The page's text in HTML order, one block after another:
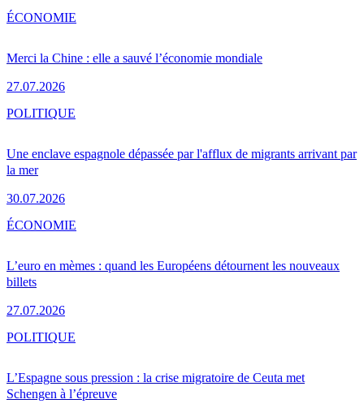
Merci la Chine : elle a sauvé l’économie mondiale
27.07.2026
ÉCONOMIE
Une enclave espagnole dépassée par l'afflux de migrants arrivant par
la mer
30.07.2026
POLITIQUE
L’euro en mèmes : quand les Européens détournent les nouveaux
billets
27.07.2026
ÉCONOMIE
L’Espagne sous pression : la crise migratoire de Ceuta met
Schengen à l’épreuve
POLITIQUE